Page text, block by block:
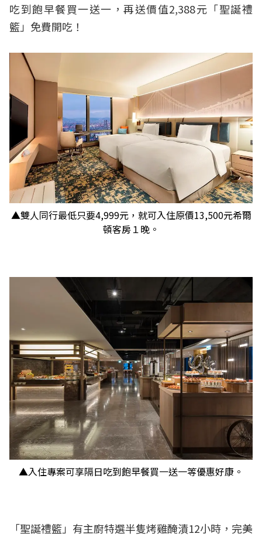
吃到飽早餐買一送一，再送價值2,388元「聖誕禮
籃」免費開吃！
▲雙人同行最低只要4,999元，就可入住原價13,500元希爾
頓客房１晚。
▲入住專案可享隔日吃到飽早餐買一送一等優惠好康。
「聖誕禮籃」有主廚特選半隻烤雞醃漬12小時，完美